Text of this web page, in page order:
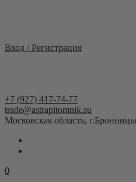
Вход / Регистрация
+7 (927) 417-74-77
trade@astrapitomnik.su
Московская область,
0